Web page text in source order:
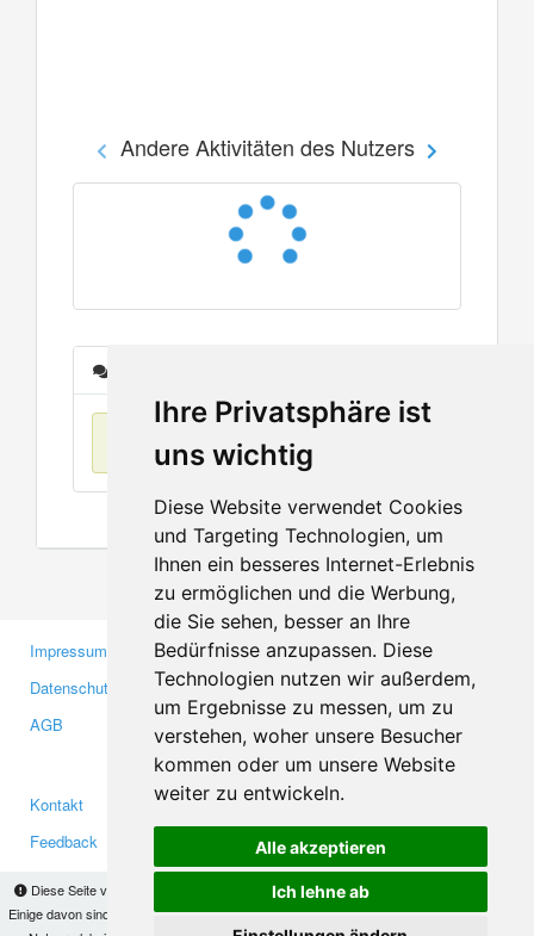
Ihre Privatsphäre ist
uns wichtig
Diese Website verwendet Cookies
und Targeting Technologien, um
Ihnen ein besseres Internet-Erlebnis
zu ermöglichen und die Werbung,
die Sie sehen, besser an Ihre
Bedürfnisse anzupassen. Diese
Technologien nutzen wir außerdem,
um Ergebnisse zu messen, um zu
verstehen, woher unsere Besucher
kommen oder um unsere Website
weiter zu entwickeln.
Alle akzeptieren
Ich lehne ab
Diese Seite verwendet Cookies, um Informationen auf Ihrem Computer zu speichern.
Einige davon sind notwendig, damit unsere Seite funktioniert, andere helfen uns dabei, das
Andere Aktivitäten des Nutzers
Keine Einträge
Impressum
Datenschutzerklärung
AGB
Gewerbetreibende
Investoren
Medien
Kontakt
Feedback
Facebook
Twitter
YouTube
Google+